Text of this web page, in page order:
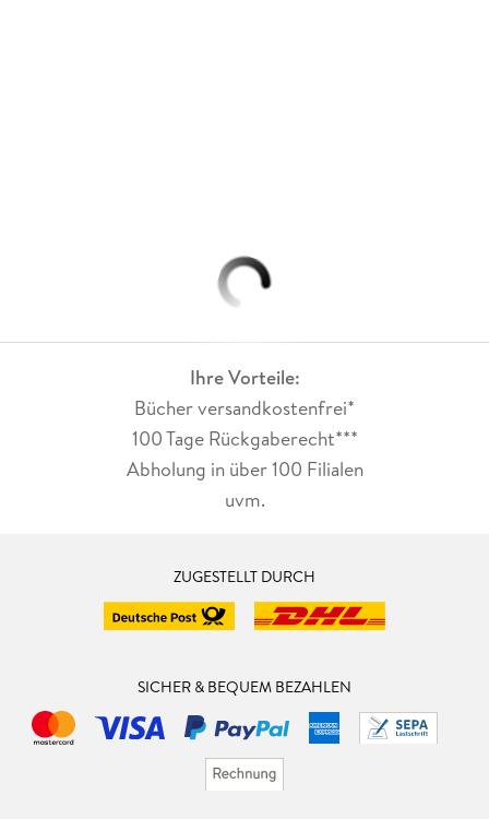
Ihre Vorteile:
Bücher versandkostenfrei*
100 Tage Rückgaberecht***
Abholung in über 100 Filialen
uvm.
ZUGESTELLT DURCH
SICHER & BEQUEM BEZAHLEN